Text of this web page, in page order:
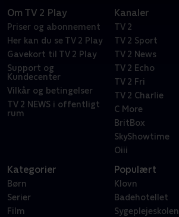
Om TV 2 Play
Priser og abonnement
Her kan du se TV 2 Play
Gavekort til TV 2 Play
Support og
Kundecenter
Vilkår og betingelser
TV 2 NEWS i offentligt
rum
Kanaler
TV 2
TV 2 Sport
TV 2 News
TV 2 Echo
TV 2 Fri
TV 2 Charlie
C More
BritBox
SkyShowtime
Oiii
Kategorier
Børn
Serier
Film
Populært
Klovn
Badehotellet
Sygeplejeskolen